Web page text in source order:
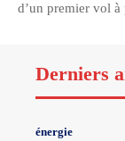
d’un premier vol à
Derniers
énergie